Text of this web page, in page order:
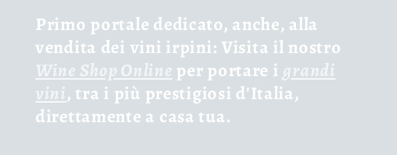
Primo portale dedicato, anche, alla
vendita dei vini irpini: Visita il nostro
Wine Shop Online per portare i grandi
vini, tra i più prestigiosi d'Italia,
direttamente a casa tua.